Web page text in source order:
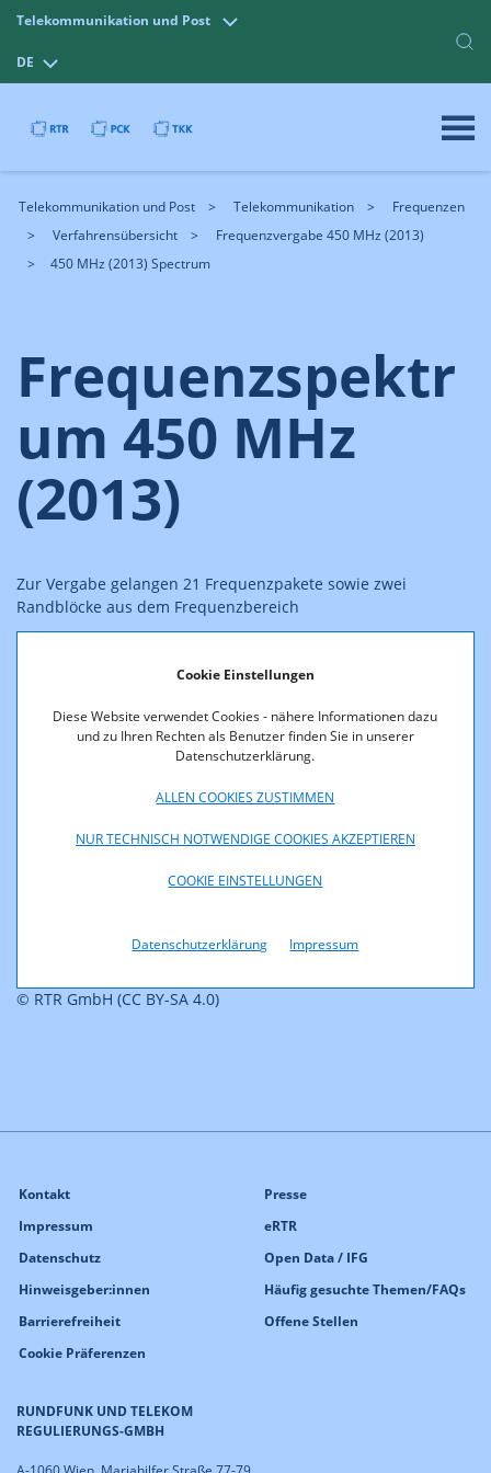
Cookie Einstellungen
Diese Website verwendet Cookies - nähere Informationen dazu
und zu Ihren Rechten als Benutzer finden Sie in unserer
Datenschutzerklärung.
ALLEN COOKIES ZUSTIMMEN
NUR TECHNISCH NOTWENDIGE COOKIES AKZEPTIEREN
COOKIE EINSTELLUNGEN
Datenschutzerklärung Impressum
Telekommunikation und Post
DE
Telekommunikation und Post Telekommunikation
Frequenzen
Verfahrensübersicht
Frequenzvergabe 450 MHz (2013)
450 MHz (2013) Spectrum
Frequenzspektr
um 450 MHz
(2013)
Zur Vergabe gelangen 21 Frequenzpakete sowie zwei
Randblöcke aus dem Frequenzbereich
461,300–465,740 MHz (Downlink).
In der folgenden Grafik wird das zur Vergabe vorgesehene
Spektrum schematisch dargestellt:
© RTR GmbH (CC BY-SA 4.0)
RUNDFUNK UND TELEKOM
REGULIERUNGS-GMBH
Kontakt
Impressum
Datenschutz
Hinweisgeber:innen
Barrierefreiheit
Cookie Präferenzen
Presse
eRTR
Open Data / IFG
Häufig gesuchte Themen/FAQs
Offene Stellen